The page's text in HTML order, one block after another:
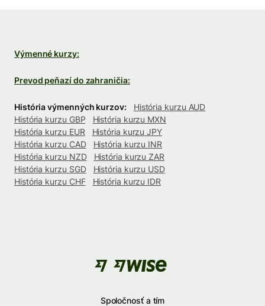
Výmenné kurzy:
Prevod peňazí do zahraničia:
História výmenných kurzov:
História kurzu AUD
História kurzu GBP
História kurzu MXN
História kurzu EUR
História kurzu JPY
História kurzu CAD
História kurzu INR
História kurzu NZD
História kurzu ZAR
História kurzu SGD
História kurzu USD
História kurzu CHF
História kurzu IDR
Spoločnosť a tím